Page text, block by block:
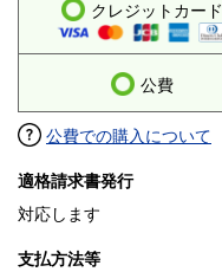
クレジットカード
公費
公費での購入について
適格請求書発行
対応します
支払方法等